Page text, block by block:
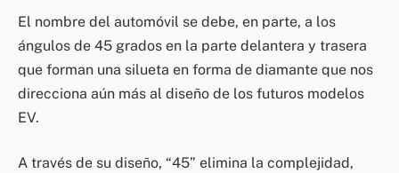
El nombre del automóvil se debe, en parte, a los
ángulos de 45 grados en la parte delantera y trasera
que forman una silueta en forma de diamante que nos
direcciona aún más al diseño de los futuros modelos
EV.
A través de su diseño, “45” elimina la complejidad,